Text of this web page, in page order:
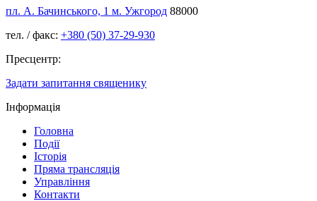
пл. А. Бачинського, 1 м. Ужгород 88000
тел. / факс: +380 (50) 37-29-930
Пресцентр:
Задати запитання священику
Інформація
Головна
Події
Історія
Пряма трансляція
Управління
Контакти